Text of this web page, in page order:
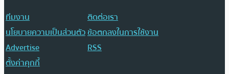
ทีมงาน
ติดต่อเรา
นโยบายความเป็นส่วนตัวข้อตกลงในการใช้งาน
Advertise
RSS
ตั้งค่าคุกกี้